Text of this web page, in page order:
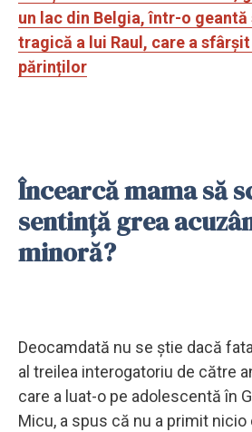
un lac din Belgia, într-o
tragică a lui Raul, care a
părinților
Încearcă mama să
sentință grea
minoră?
Deocamdată nu se știe dacă
al treilea interogatoriu de către
care a luat-o pe adolescentă în
Micu, a spus că nu a primit